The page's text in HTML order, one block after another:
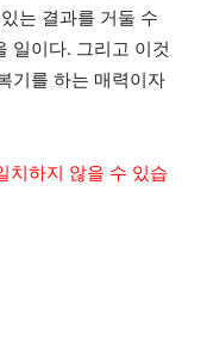
는 결과를 거둘 수
일이다. 그리고 이것
기를 하는 매력이자
치하지 않을 수 있습